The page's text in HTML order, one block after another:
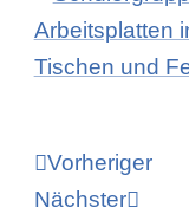
Zurück
Vorheriger
Nächster